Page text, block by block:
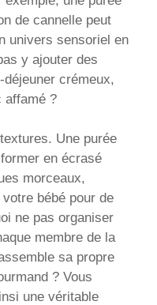
de cannelle peut
univers sensoriel en
y ajouter des
déjeuner crémeux,
affamé ?
Une purée
en écrasé
morceaux,
bébé pour de
ne pas organiser
membre de la
sa propre
? Vous
une véritable